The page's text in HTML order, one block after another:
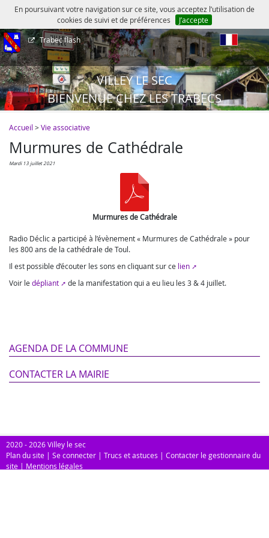
En poursuivant votre navigation sur ce site, vous acceptez l’utilisation de
cookies de suivi et de préférences
J’accepte
Trabec flash
VILLEY LE SEC
BIENVENUE CHEZ LES TRABECS
Accueil >Vie associative
Murmures de Cathédrale
mardi 13 juillet 2021
Murmures de Cathédrale
Radio Déclic a participé à l’évènement « Murmures de Cathédrale » pour
les 800 ans de la cathédrale de Toul.
Il est possible d’écouter les sons en cliquant sur ce lien
Voir le dépliant de la manifestation qui a eu lieu les 3 & 4 juillet.
AGENDA DE LA COMMUNE
CONTACTER LA MAIRIE
2020 - 2026 Villey le sec
Plan du site | Se connecter | Trucs et astuces | Contacter le gestionnaire du
site | Mentions légales